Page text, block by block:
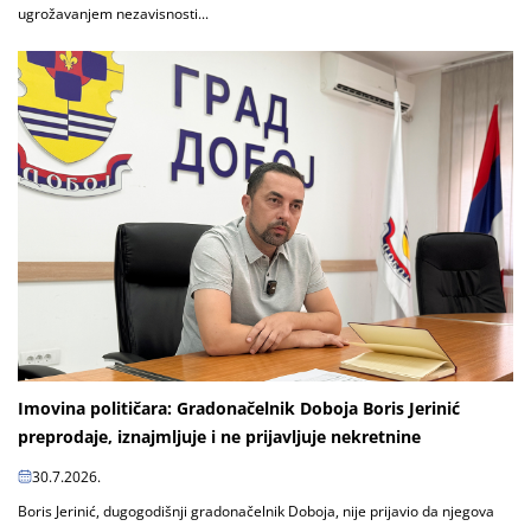
ugrožavanjem nezavisnosti...
Imovina političara: Gradonačelnik Doboja Boris Jerinić
preprodaje, iznajmljuje i ne prijavljuje nekretnine
30.7.2026.
Boris Jerinić, dugogodišnji gradonačelnik Doboja, nije prijavio da njegova